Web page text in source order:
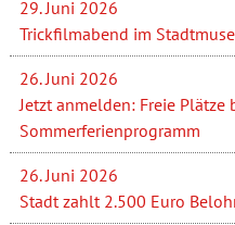
29. Juni 2026
Trickfilmabend im
26. Juni 2026
Jetzt anmelden: Freie Plätze
Sommerferienprogramm
26. Juni 2026
Stadt zahlt 2.500 Euro